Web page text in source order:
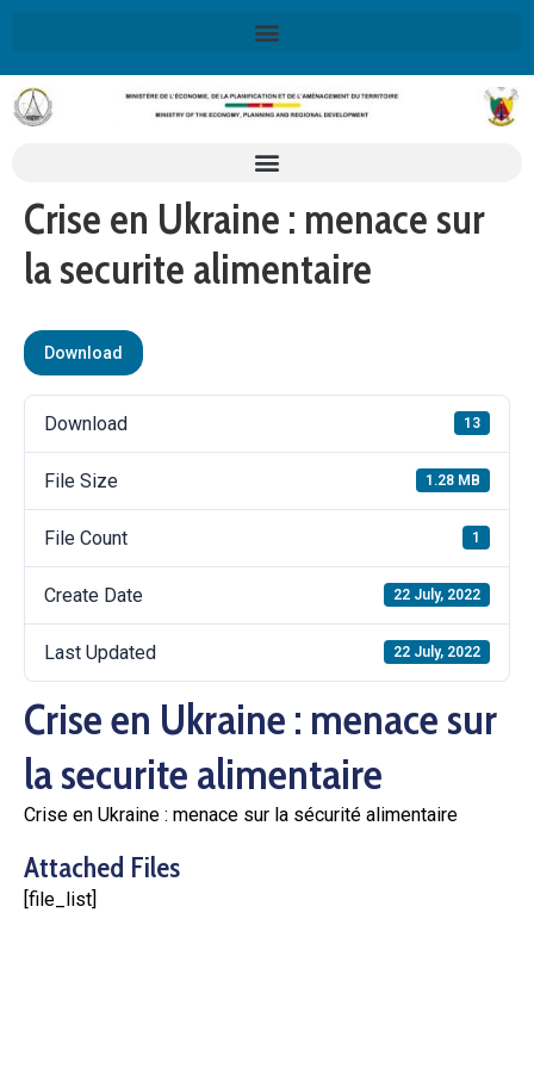
Retrouvez ici la Stratégie Nationale de Développement 2020-
2030SND30
En savoir plus
Crise en Ukraine : menace sur
la securite alimentaire
Download
Download 13
File Size 1.28 MB
File Count 1
Create Date 22 July, 2022
Last Updated 22 July, 2022
Crise en Ukraine : menace sur
la securite alimentaire
Crise en Ukraine : menace sur la sécurité alimentaire
Attached Files
[file_list]